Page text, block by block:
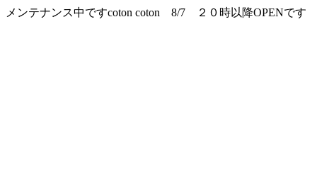
メンテナンス中ですcoton coton 8/7 ２０時以降OPENです